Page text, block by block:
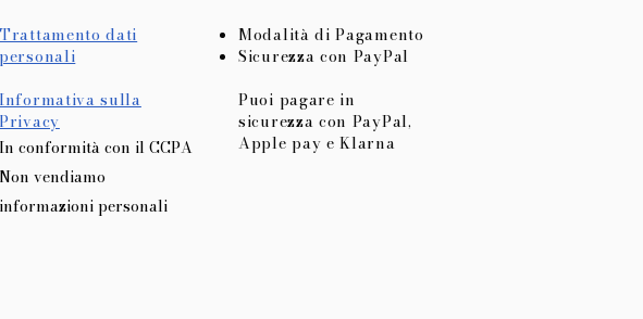
Trattamento dati
personali
Informativa sulla
Privacy
In conformità con il CCPA
Non vendiamo
informazioni personali
Modalità di Pagamento
Sicurezza con PayPal
Puoi pagare in
sicurezza con PayPal,
Apple pay e Klarna